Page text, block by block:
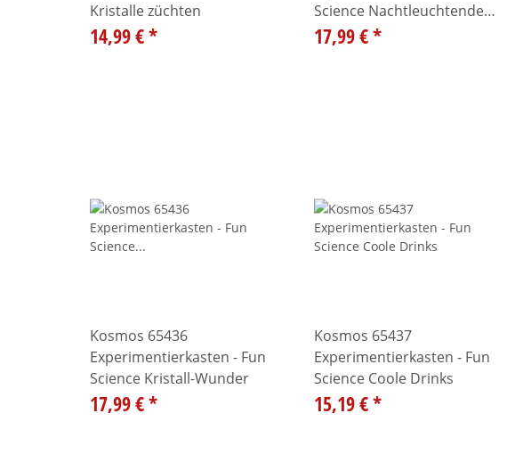
Kristalle züchten
14,99 €*
Science Nachtleuchtende
Flummi-Power
17,99 €*
Kosmos 65436
Experimentierkasten - Fun
Science Kristall-Wunder
17,99 €*
Kosmos 65437
Experimentierkasten - Fun
Science Coole Drinks
15,19 €*